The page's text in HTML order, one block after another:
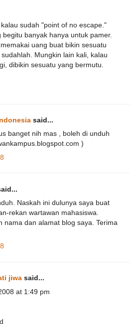
sudah "point of no escape."
banyak hanya untuk pamer.
uang buat bikin sesuatu
Mungkin lain kali, kalau
dibikin sesuatu yang bermutu.
said...
banget nih mas , boleh di unduh
)
Naskah ini dulunya saya buat
rekan wartawan mahasiswa.
nama dan alamat blog saya. Terima
jiwa said...
at 1:49 pm